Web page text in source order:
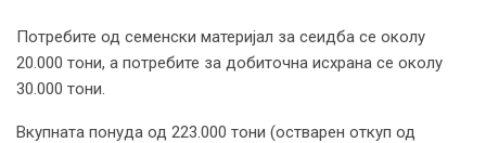
Потребите од семенски материјал за сеидба се околу
20.000 тони, а потребите за добиточна исхрана се околу
30.000 тони.
Вкупната понуда од 223.000 тони (остварен откуп од